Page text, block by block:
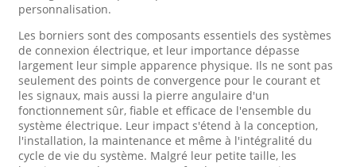
personnalisation.
Les borniers sont des composants essentiels des systèmes
de connexion électrique, et leur importance dépasse
largement leur simple apparence physique. Ils ne sont pas
seulement des points de convergence pour le courant et
les signaux, mais aussi la pierre angulaire d'un
fonctionnement sûr, fiable et efficace de l'ensemble du
système électrique. Leur impact s'étend à la conception,
l'installation, la maintenance et même à l'intégralité du
cycle de vie du système. Malgré leur petite taille, les